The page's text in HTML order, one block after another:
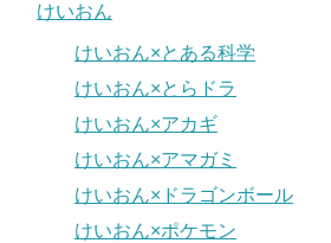
けいおん
けいおん×とある科学
けいおん×とらドラ
けいおん×アカギ
けいおん×アマガミ
けいおん×ドラゴンボール
けいおん×ポケモン